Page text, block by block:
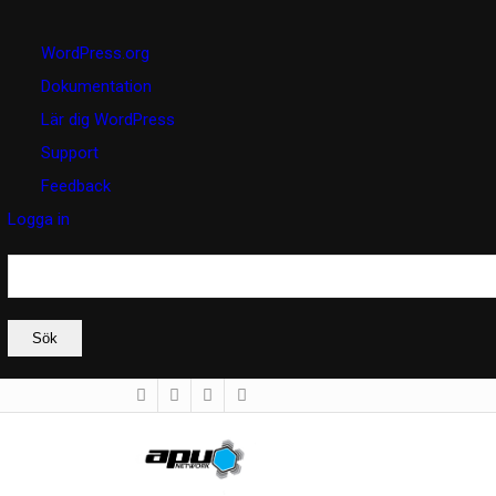
WordPress
WordPress.org
Dokumentation
Lär dig WordPress
Support
Feedback
Logga in
Sök